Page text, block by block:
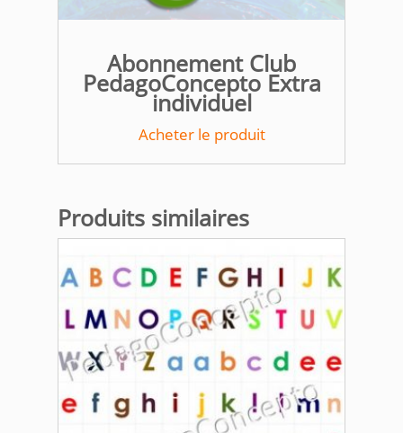
Abonnement Club
PedagoConcepto Extra
individuel
Acheter le produit
Produits similaires